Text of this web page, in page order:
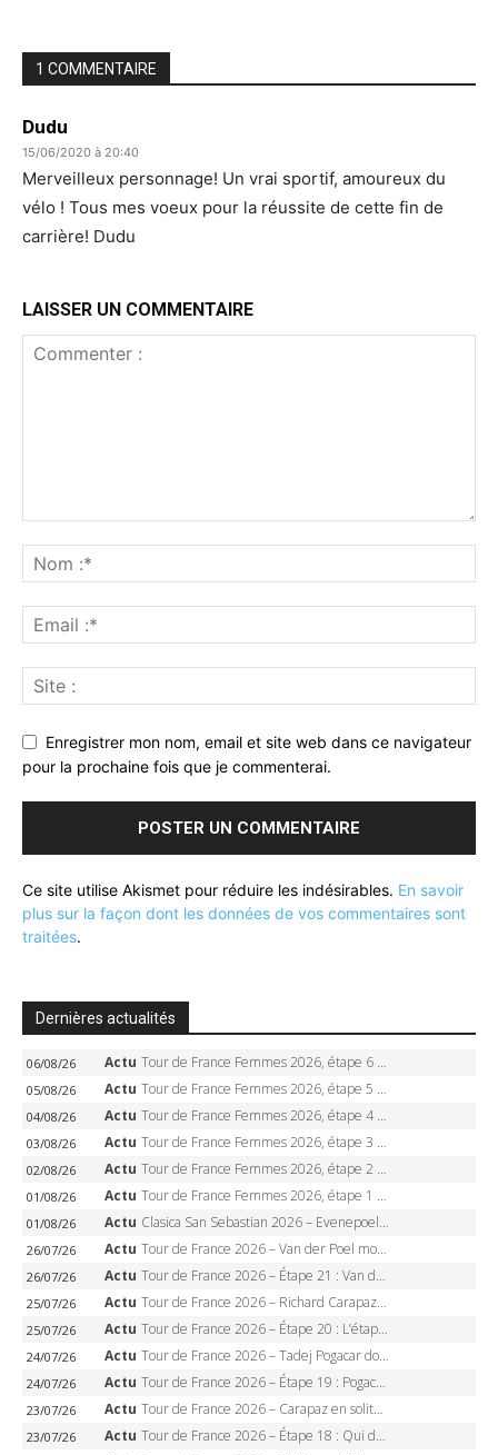
1 COMMENTAIRE
Dudu
15/06/2020 à 20:40
Merveilleux personnage! Un vrai sportif, amoureux du
vélo ! Tous mes voeux pour la réussite de cette fin de
carrière! Dudu
LAISSER UN COMMENTAIRE
Enregistrer mon nom, email et site web dans ce navigateur
pour la prochaine fois que je commenterai.
Ce site utilise Akismet pour réduire les indésirables. En savoir
plus sur la façon dont les données de vos commentaires sont
traitées.
Dernières actualités
06/08/26 Actu Tour de France Femmes 2026, étape 6 – Kim Le Court-Pienaar gagne à Tournon, Reusser en jaune
05/08/26 Actu Tour de France Femmes 2026, étape 5 – Demi Vollering gagne à Belleville, Reusser en jaune, Ferrand-Prévot coule
04/08/26 Actu Tour de France Femmes 2026, étape 4 – Marlen Reusser écrase le chrono, Ferrand-Prévot en crise
03/08/26 Actu Tour de France Femmes 2026, étape 3 – Sigrid Haugset en solitaire, 88 km d’échappée, maillot jaune
02/08/26 Actu Tour de France Femmes 2026, étape 2 – Lorena Wiebes doublé à Genève, Markus héroïque, 7e record
01/08/26 Actu Tour de France Femmes 2026, étape 1 – Lorena Wiebes intouchable à Lausanne, premier maillot jaune
01/08/26 Actu Clasica San Sebastian 2026 – Evenepoel recordman, 4e victoire, Carapaz battu au sprint
26/07/26 Actu Tour de France 2026 – Van der Poel monumental à Paris, Pogacar égale le record des cinq sacres
26/07/26 Actu Tour de France 2026 – Étape 21 : Van der Poel, Pogacar, qui succédera à Wout van Aert sur les Champs-Elysées ?
25/07/26 Actu Tour de France 2026 – Richard Carapaz roi des Alpes, doublé et maillot à pois, Seixas perd le podium
25/07/26 Actu Tour de France 2026 – Étape 20 : L’étape reine, Galibier, Sarenne, Alpe d’Huez, qui succédera à Pogacar ?
24/07/26 Actu Tour de France 2026 – Tadej Pogacar dompte l’Alpe d’Huez, 5e victoire, record de Pantani pulvérisé
24/07/26 Actu Tour de France 2026 – Étape 19 : Pogacar peut-il enfin dompter l’Alpe d’Huez ?
23/07/26 Actu Tour de France 2026 – Carapaz en solitaire à Orcières-Merlette, Paret-Peintre à un point du maillot à pois
23/07/26 Actu Tour de France 2026 – Étape 18 : Qui domptera Orcières-Merlette, première marche vers l’Alpe d’Huez ?